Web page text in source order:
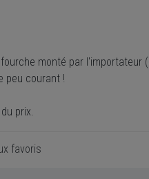
monté par l'importateur
peu courant !
prix.
favoris